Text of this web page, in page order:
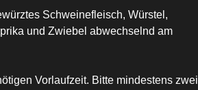
Schweinefleisch, Würstel,
und Zwiebel abwechselnd am
Vorlaufzeit. Bitte mindestens zwei